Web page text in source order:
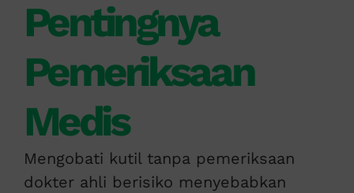
Pentingnya
Pemeriksaan
Medis
Mengobati kutil tanpa pemeriksaan
dokter ahli berisiko menyebabkan